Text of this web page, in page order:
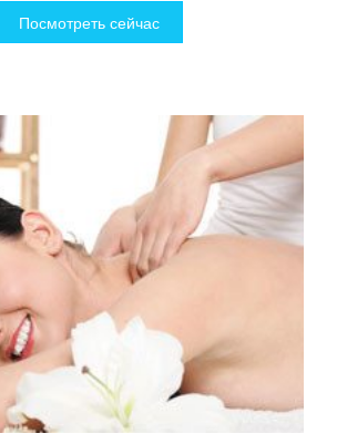
Посмотреть сейчас